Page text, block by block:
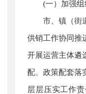
(一）加强组
市、镇（街道
供销工作协同推
开展运营主体遴
配、政策配套落
层层压实工作